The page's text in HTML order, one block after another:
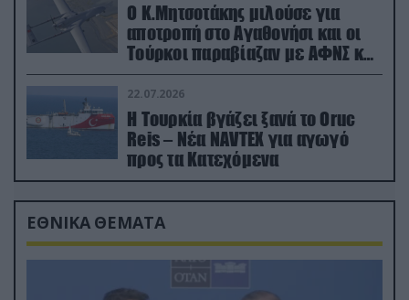
Ο Κ.Μητσοτάκης μιλούσε για
αποτροπή στο Αγαθονήσι και οι
Τούρκοι παραβίαζαν με ΑΦΝΣ και
drone
22.07.2026
Η Τουρκία βγάζει ξανά το Oruc
Reis – Νέα NAVTEX για αγωγό
προς τα Κατεχόμενα
ΕΘΝΙΚΑ ΘΕΜΑΤΑ